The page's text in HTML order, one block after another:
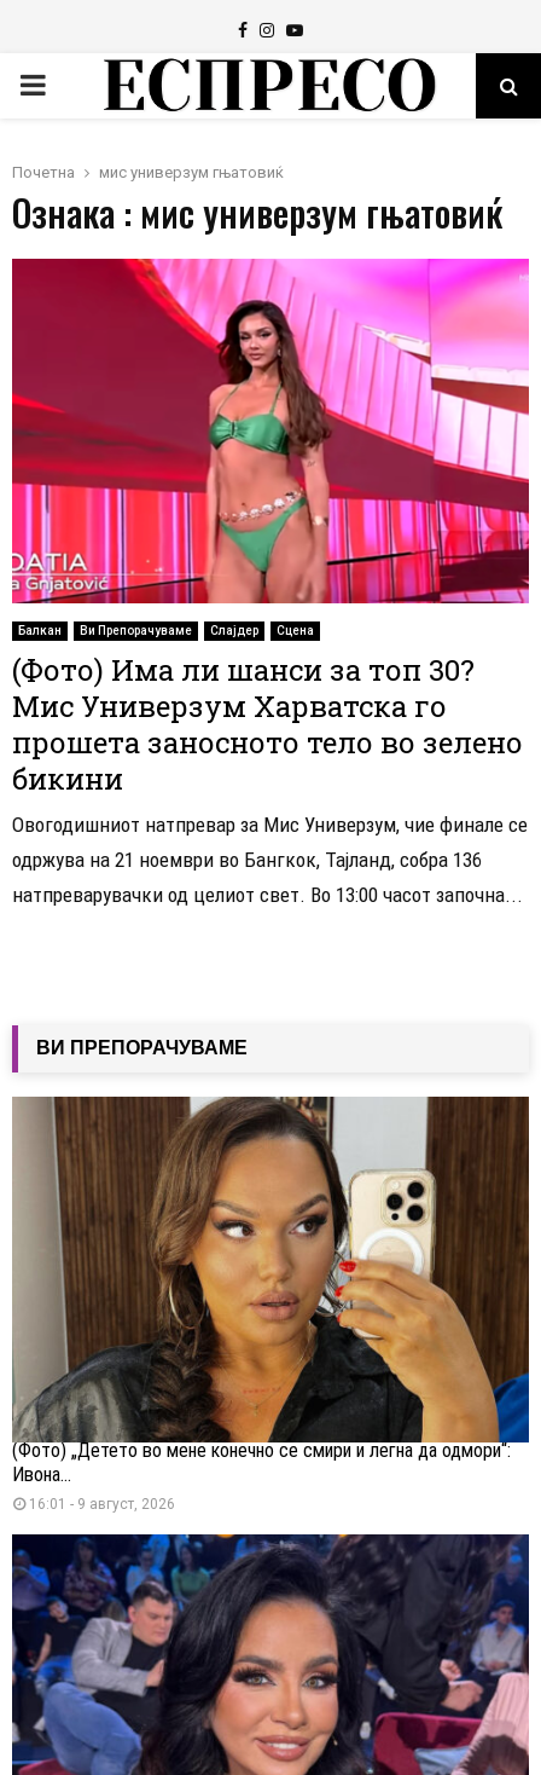
Facebook
Instagram
Youtube
PRIMARY
Почетна мис универзум гњатовиќ
Ознака : мис универзум гњатовиќ
Балкан Ви Препорачуваме Слајдер Сцена
(Фото) Има ли шанси за топ 30?
Мис Универзум Харватска го
прошета заносното тело во зелено
бикини
Овогодишниот натпревар за Мис Универзум, чие финале се
одржува на 21 ноември во Бангкок, Тајланд, собра 136
натпреварувачки од целиот свет. Во 13:00 часот започна...
ВИ ПРЕПОРАЧУВАМЕ
(Фото) „Детето во мене конечно се смири и легна да одмори“:
Ивона...
16:01 - 9 август, 2026